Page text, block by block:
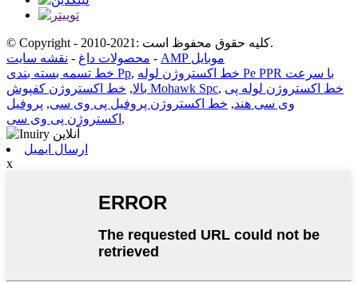
© Copyright - 2010-2021: کلیه حقوق محفوظ است.
محصولات داغ - نقشه سایت -
AMP موبایل
خط تسمه بسته بندی Pp, خط اکستروژن لوله Pe PPR با سرعت
بالا, خط اکستروژن کفپوش Mohawk Spc, خط اکستروژن لوله پی
وی سی هند, خط اکستروژن پروفیل پی وی سی, پروفیل
اکستروژن پی وی سی ,
ارسال ایمیل
x